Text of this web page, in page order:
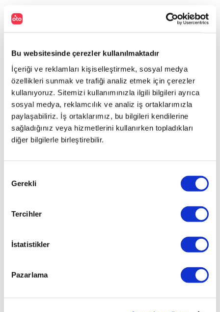
Bu websitesinde çerezler kullanılmaktadır
İçeriği ve reklamları kişiselleştirmek, sosyal medya
özellikleri sunmak ve trafiği analiz etmek için çerezler
kullanıyoruz. Sitemizi kullanımınızla ilgili bilgileri ayrıca
sosyal medya, reklamcılık ve analiz iş ortaklarımızla
paylaşabiliriz. İş ortaklarımız, bu bilgileri kendilerine
sağladığınız veya hizmetlerini kullanırken topladıkları
diğer bilgilerle birleştirebilir.
Seçimi
Gerekli
Tercihler
İstatistikler
Pazarlama